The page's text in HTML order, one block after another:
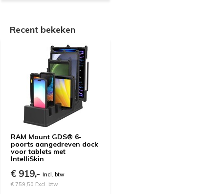
Recent bekeken
RAM Mount GDS® 6-
poorts aangedreven dock
voor tablets met
IntelliSkin
€ 919,- Incl. btw
€ 759,50 Excl. btw